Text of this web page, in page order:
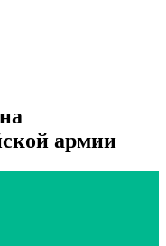
армии